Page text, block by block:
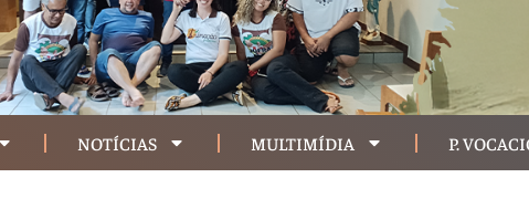
NOTÍCIAS MULTIMÍDIA P.